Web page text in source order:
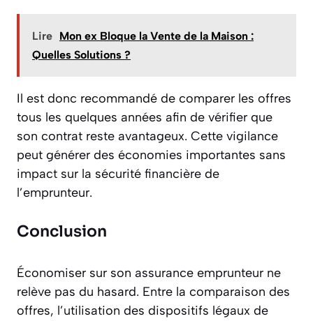
Lire Mon ex Bloque la Vente de la Maison :
Quelles Solutions ?
Il est donc recommandé de comparer les offres
tous les quelques années afin de vérifier que
son contrat reste avantageux. Cette vigilance
peut générer des économies importantes sans
impact sur la sécurité financière de
l’emprunteur.
Conclusion
Économiser sur son assurance emprunteur ne
relève pas du hasard. Entre la comparaison des
offres, l’utilisation des dispositifs légaux de